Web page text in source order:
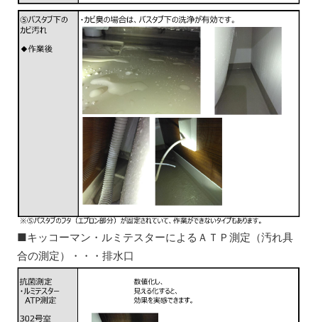
■キッコーマン・ルミテスターによるＡＴＰ測定（汚れ具
合の測定）・・・排水口